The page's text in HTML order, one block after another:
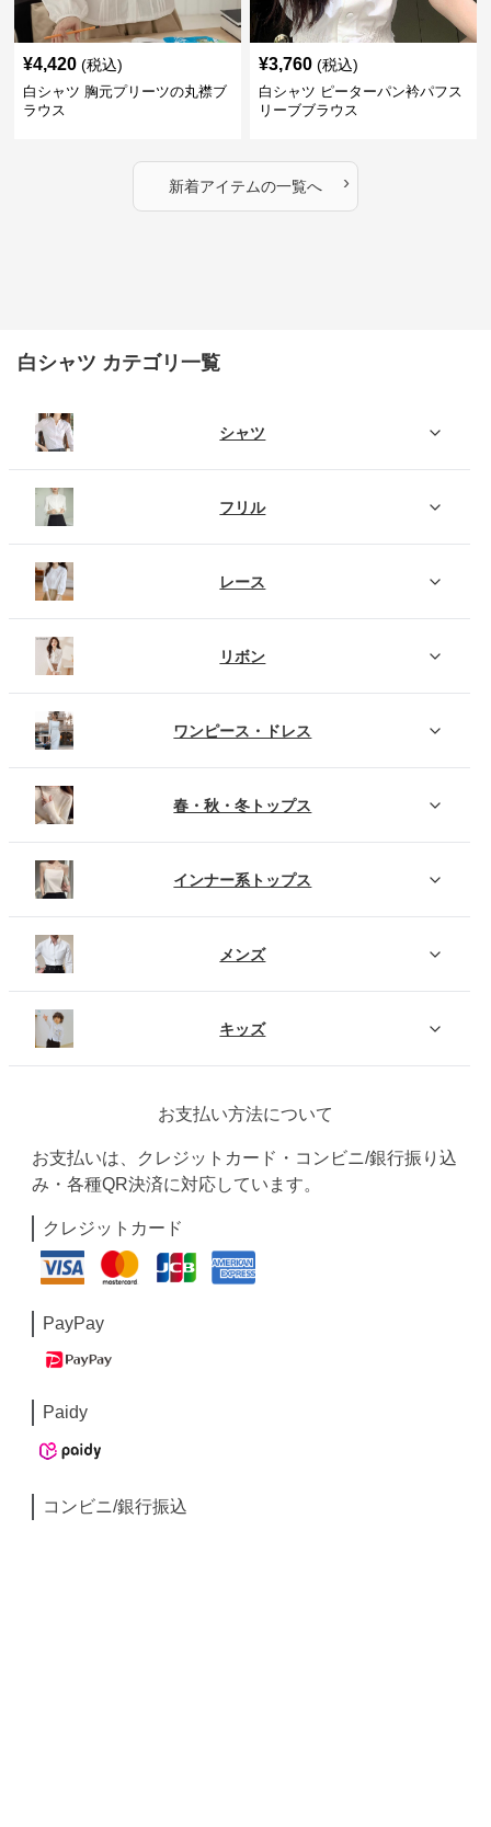
¥4,420 (税込)
白シャツ 胸元プリーツの丸襟ブ
ラウス
¥3,760 (税込)
白シャツ ピーターパン衿パフス
リーブブラウス
新着アイテムの一覧へ ›
白シャツ カテゴリ一覧
シャツ
フリル
レース
リボン
ワンピース・ドレス
春・秋・冬トップス
インナー系トップス
メンズ
キッズ
お支払い方法について
お支払いは、クレジットカード・コンビニ/銀行振り込
み・各種QR決済に対応しています。
クレジットカード
PayPay
Paidy
コンビニ/銀行振込